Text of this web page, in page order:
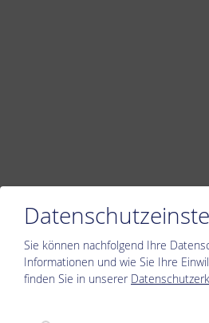
Sie können nachfolgend Ihre
Informationen und wie Sie Ihre
finden Sie in unserer